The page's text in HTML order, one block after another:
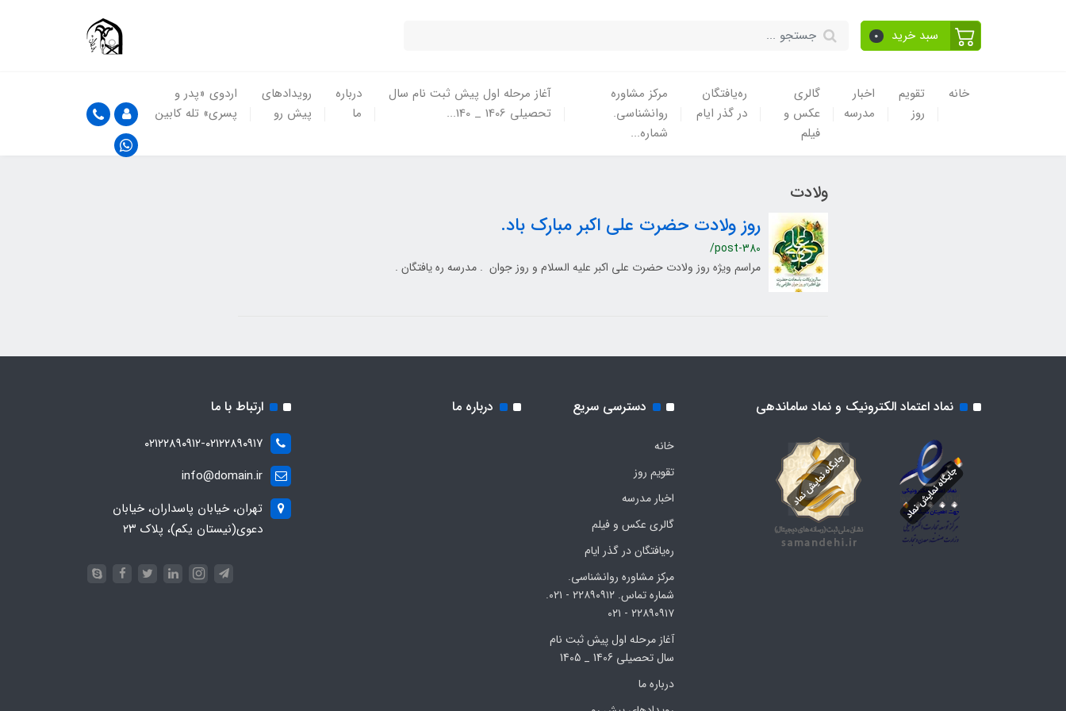
سبد خرید 0
خانه
تقویم
روز
اخبار
مدرسه
گالری
عکس و
فیلم
ره‌یافتگان
در گذر ایام
مرکز مشاوره
روانشناسی.
شماره...
آغاز مرحله اول پیش ثبت نام سال
تحصیلی 1406 _ 140...
درباره
ما
رویدادهای
پیش رو
اردوی «پدر و
پسری» تله کابین
ولادت
روز ولادت حضرت علی اکبر مبارک باد.
/post-380
مراسم ویژه روز ولادت حضرت علی اکبر علیه السلام و روز جوان . مدرسه ره یافتگان .
نماد اعتماد الکترونیک و نماد ساماندهی دسترسی سریع
خانه
تقویم روز
اخبار مدرسه
گالری عکس و فیلم
ره‌یافتگان در گذر ایام
مرکز مشاوره روانشناسی.
شماره تماس. ۲۲۸۹۰۹۱۲ - ۰۲۱.
۲۲۸۹۰۹۱۷ - ۰۲۱
آغاز مرحله اول پیش ثبت نام
سال تحصیلی 1406 _ 1405
درباره ما
درباره ما ارتباط با ما
۰۲۱۲۲۸۹۰۹۱۲-۰۲۱۲۲۸۹۰۹۱۷
info@domain.ir
تهران، خیابان پاسداران، خیابان
دعوی(نیستان یکم)، پلاک ۲۳